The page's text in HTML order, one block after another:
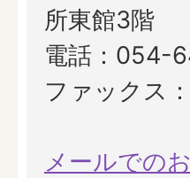
所東館3階
電話：054-
ファックス
メールでの